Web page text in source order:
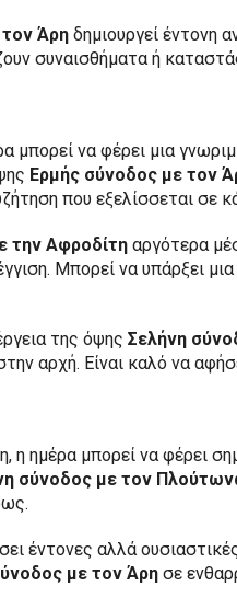
Άρη δημιουργεί έντονη
συναισθήματα ή
μπορεί να φέρει μια
Ερμής σύνοδος με τον
που εξελίσσεται σε
την Αφροδίτη αργότερα
Μπορεί να υπάρξει
της όψης Σελήνη
αρχή. Είναι καλό να
η ημέρα μπορεί να φέρει
σύνοδος με τον
έντονες αλλά
με τον Άρη σε